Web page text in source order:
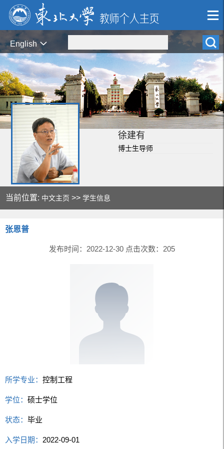
English
徐建有
博士生导师
当前位置: 中文主页 >>学生信息
张恩普
发布时间：2022-12-30 点击次数： 205
所学专业：控制工程
学位：硕士学位
状态：毕业
入学日期： 2022-09-01